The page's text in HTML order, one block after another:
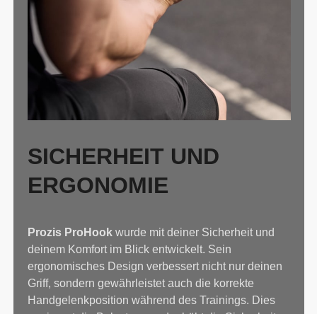
SICHERHEIT UND
ERGONOMIE
Prozis ProHook wurde mit deiner Sicherheit und
deinem Komfort im Blick entwickelt. Sein
ergonomisches Design verbessert nicht nur deinen
Griff, sondern gewährleistet auch die korrekte
Handgelenkposition während des Trainings. Dies